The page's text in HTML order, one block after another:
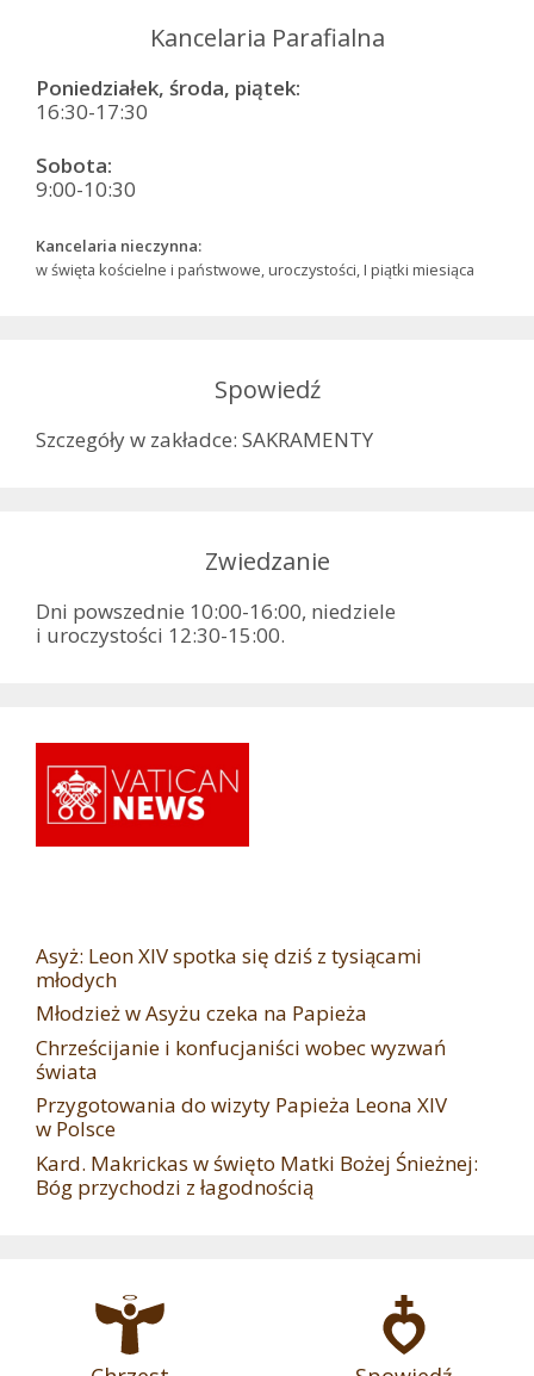
Kancelaria Parafialna
Poniedziałek, środa, piątek:
16:30-17:30
Sobota:
9:00-10:30
Kancelaria nieczynna:
w święta kościelne i państwowe, uroczystości, I piątki miesiąca
Spowiedź
Szczegóły w zakładce: SAKRAMENTY
Zwiedzanie
Dni powszednie 10:00-16:00, niedziele
i uroczystości 12:30-15:00.
Asyż: Leon XIV spotka się dziś z tysiącami
młodych
Młodzież w Asyżu czeka na Papieża
Chrześcijanie i konfucjaniści wobec wyzwań
świata
Przygotowania do wizyty Papieża Leona XIV
w Polsce
Kard. Makrickas w święto Matki Bożej Śnieżnej:
Bóg przychodzi z łagodnością